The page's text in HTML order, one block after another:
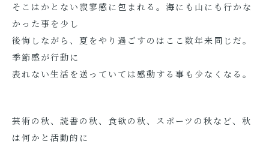
そこはかとない寂寥感に包まれる。海にも山にも行かな
かった事を少し
後悔しながら、夏をやり過ごすのはここ数年来同じだ。
季節感が行動に
表れない生活を送っていては感動する事も少なくなる。
芸術の秋、読書の秋、食欲の秋、スポーツの秋など、秋
は何かと活動的に